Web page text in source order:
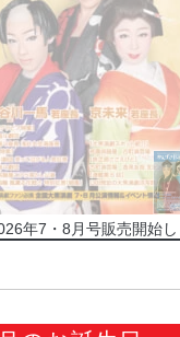
年7・8月号販売開始し